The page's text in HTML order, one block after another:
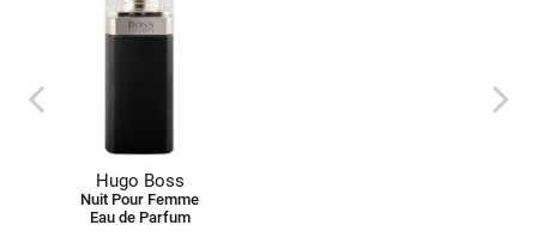
Hugo Boss
Nuit Pour Femme
Eau de Parfum